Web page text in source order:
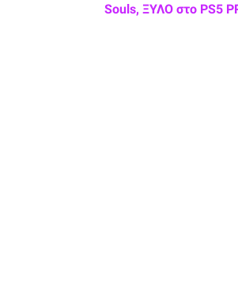
Souls, ΞΥΛΟ στο PS5